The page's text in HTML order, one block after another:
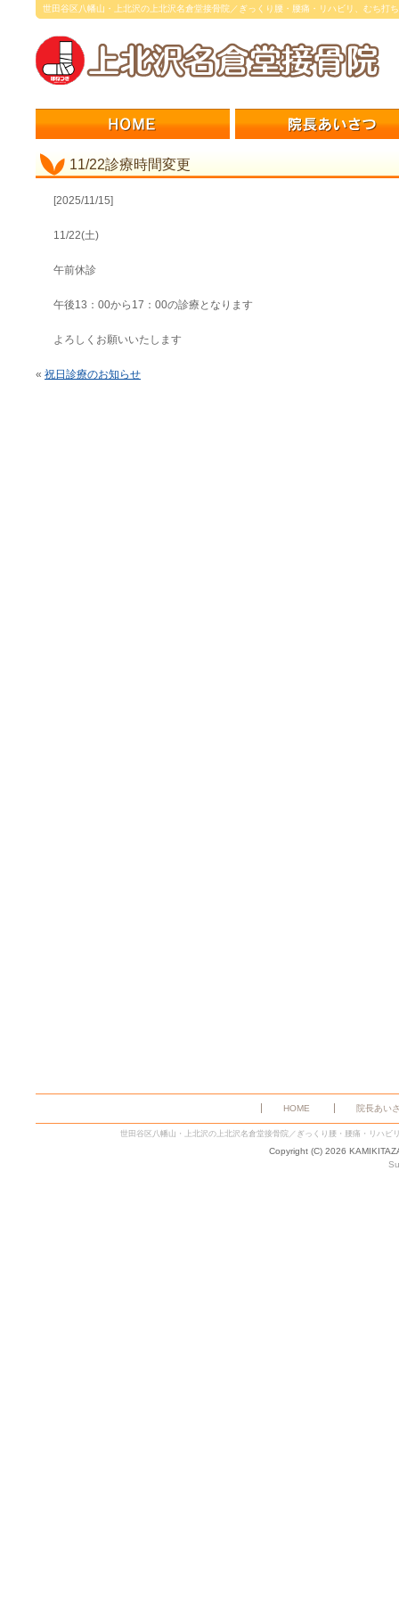
世田谷区八幡山・上北沢の上北沢名倉堂接骨院／ぎっくり腰・腰痛・リハビリ、むち打
11/22診療時間変更
[2025/11/15]
11/22(土)
午前休診
午後13：00から17：00の診療となります
よろしくお願いいたします
« 祝日診療のお知らせ
HOME 院長あい
世田谷区八幡山・上北沢の上北沢名倉堂接骨院／ぎっくり腰・腰痛・リハ
Copyright (C) 2026